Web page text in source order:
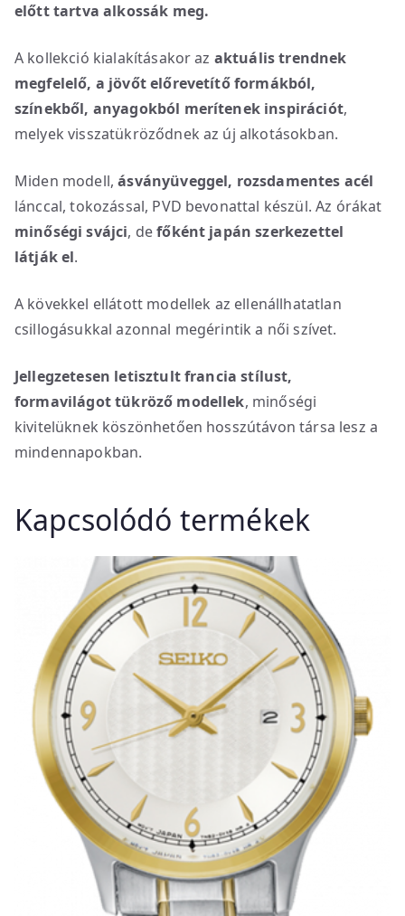
előtt tartva alkossák meg.
A kollekció kialakításakor az aktuális trendnek
megfelelő, a jövőt előrevetítő formákból,
színekből, anyagokból merítenek inspirációt,
melyek visszatükröződnek az új alkotásokban.
Miden modell,ásványüveggel, rozsdamentes acél
lánccal, tokozással, PVD bevonattal készül. Az órákat
minőségi svájci, defőként japán szerkezettel
látják el.
A kövekkel ellátott modellek az ellenállhatatlan
csillogásukkal azonnal megérintik a női szívet.
Jellegzetesen letisztult francia stílust,
formavilágot tükröző modellek, minőségi
kivitelüknek köszönhetően hosszútávon társa lesz a
mindennapokban.
Kapcsolódó termékek